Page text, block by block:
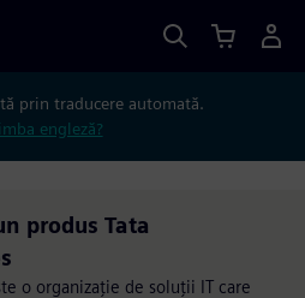
prin traducere automată.
engleză?
produs Tata
o organizație de soluții IT care